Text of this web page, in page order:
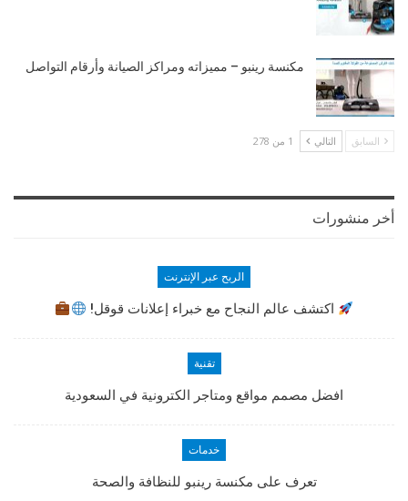
مكنسة رينبو – مميزاته ومراكز الصيانة وأرقام التواصل
السابق التالي 1 من 278
أخر منشورات
الربح عبر الإنترنت
اكتشف عالم النجاح مع خبراء إعلانات قوقل!
تقنية
افضل مصمم مواقع ومتاجر الكترونية في السعودية
خدمات
تعرف على مكنسة رينبو للنظافة والصحة